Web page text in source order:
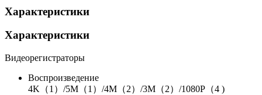
Характеристики
Характеристики
Видеорегистраторы
Воспроизведение
4K（1）/5M（1）/4M（2）/3M（2）/1080P（4 )